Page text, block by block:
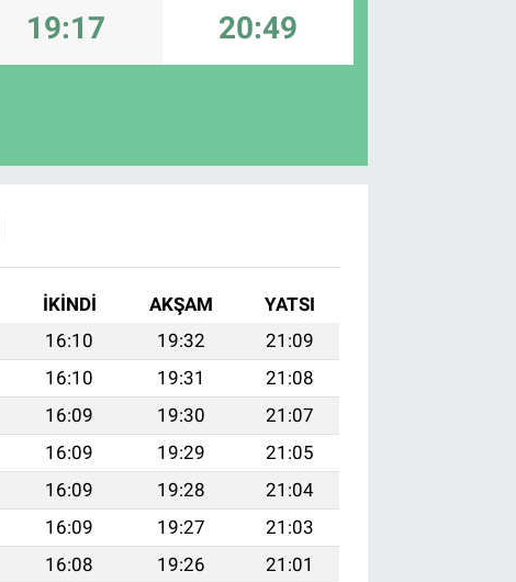
19:17 20:49
İKINDI AKŞAM
YATSI
16:10 19:32
21:09
16:10 19:31
21:08
16:09 19:30
21:07
16:09 19:29
21:05
16:09 19:28
21:04
16:09 19:27
21:03
16:08 19:26
21:01